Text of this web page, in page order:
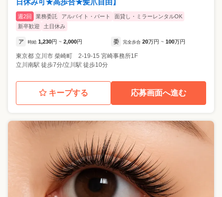
日休み可★高歩合★髪爪自由】
週2回 業務委託 アルバイト・パート
面貸し・ミラーレンタルOK
新卒歓迎
土日休み
ア 時給 1,230円 ~ 2,000円 委 完全歩合 20万円 ~ 100万円
東京都 立川市 柴崎町 2-19-15 宮崎事務所1F
立川南駅 徒歩7分/立川駅 徒歩10分
キープする 応募画面へ進む